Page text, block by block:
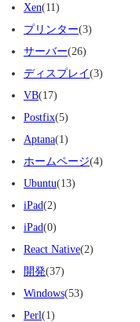
Xen(11)
プリンター(3)
サーバー(26)
ディスプレイ(3)
VB(17)
Postfix(5)
Aptana(1)
ホームページ(4)
Ubuntu(13)
iPad(2)
iPad(0)
React Native(2)
開発(37)
Windows(53)
Perl(1)